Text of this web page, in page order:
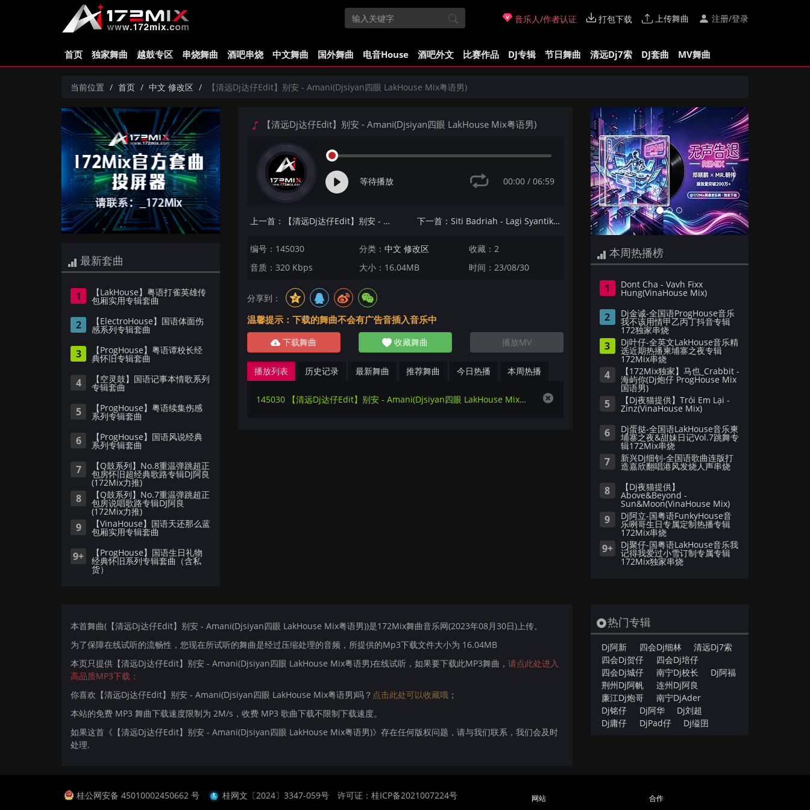
音乐人/作者认证 打包下载 上传舞曲 注册/登录
首页 独家舞曲 越鼓专区 串烧舞曲 酒吧串烧 中文舞曲 国外舞曲 电音House 酒吧外文 比赛作品 DJ专辑 节日舞曲 清远Dj7索 DJ套曲 MV舞曲
当前位置 首页 中文 修改区 【清远Dj达仔Edit】别安 - Amani(Djsiyan四眼 LakHouse Mix粤语男)
最新套曲
1 【LakHouse】粤语打雀英雄传
包厢实用专辑套曲
2 【ElectroHouse】国语体面伤
感系列专辑套曲
3 【ProgHouse】粤语谭校长经
典怀旧专辑套曲
4 【空灵鼓】国语记事本情歌系列
专辑套曲
5 【ProgHouse】粤语续集伤感
系列专辑套曲
6 【ProgHouse】国语风说经典
系列专辑套曲
7 【Q鼓系列】No.8重温弹跳超正
包房怀旧超经典歌路专辑DJ阿良
(172Mix力推)
8 【Q鼓系列】No.7重温弹跳超正
包房说唱歌路专辑DJ阿良
(172Mix力推)
9 【VinaHouse】国语天还那么蓝
包厢实用专辑套曲
9+ 【ProgHouse】国语生日礼物
经典怀旧系列专辑套曲（含私
货）
【清远Dj达仔Edit】别安 - Amani(Djsiyan四眼 LakHouse Mix粤语男)
等待播放 00:00 / 06:59
上一首：【清远Dj达仔Edit】别安 - 真的爱你(Djsiyan四眼 LakHouse Mix粤语男) 下一首：Siti Badriah - Lagi Syantik(DjAzGe Electro Mix)细狗专属
编号：145030 分类：中文 修改区
收藏：2
音质：320 Kbps
大小：16.04MB 时间：23/08/30
分享到：
温馨提示：下载的舞曲不会有广告音插入音乐中
下载舞曲 收藏舞曲 播放MV
播放列表 历史记录 最新舞曲 推荐舞曲 今日热播 本周热播
145030 【清远Dj达仔Edit】别安 - Amani(Djsiyan四眼 LakHouse Mix粤语男)
Previous Next
本周热播榜
1 Dont Cha - Vavh Fixx
Hung(VinaHouse Mix)
2 Dj金诚-全国语ProgHouse音乐
我不该用情甲乙丙丁抖音专辑
172独家串烧
3 Dj叶仔-全英文LakHouse音乐精
选近期热播柬埔寨之夜专辑
172Mix串烧
4 【172Mix独家】马也_Crabbit -
海屿你(Dj炮仔 ProgHouse Mix
国语男)
5 【Dj夜猫提供】Trói Em Lại -
Zinz(VinaHouse Mix)
6 Dj蛋挞-全国语LakHouse音乐柬
埔寨之夜&甜妹日记Vol.7跳舞专
辑172Mix串烧
7 新兴Dj细钊-全国语歌曲连版打
造嘉欣翻唱港风发烧人声串烧
8 【Dj夜猫提供】
Above&Beyond -
Sun&Moon(VinaHouse Mix)
9 Dj阿立-国粤语FunkyHouse音
乐咧哥生日专属定制热播专辑
172Mix串烧
9+ Dj聚仔-国粤语LakHouse音乐我
记得我爱过小雪订制专属专辑
172Mix独家串烧
本首舞曲(【清远Dj达仔Edit】别安 - Amani(Djsiyan四眼 LakHouse Mix粤语男))是172Mix舞曲音乐网(2023年08月30日)上传。
为了保障在线试听的流畅性，您现在所试听的舞曲是经过压缩处理的音频，所提供的Mp3下载文件大小为 16.04MB
本页只提供【清远Dj达仔Edit】别安 - Amani(Djsiyan四眼 LakHouse Mix粤语男)在线试听，如果要下载此MP3舞曲， 请点此处进入
高品质MP3下载；
你喜欢【清远Dj达仔Edit】别安 - Amani(Djsiyan四眼 LakHouse Mix粤语男)吗？ 点击此处可以收藏哦 ；
本站的免费 MP3 舞曲下载速度限制为 2M/s，收费 MP3 歌曲下载不限制下载速度。
如果这首《【清远Dj达仔Edit】别安 - Amani(Djsiyan四眼 LakHouse Mix粤语男)》存在任何版权问题，请与我们联系，我们会及时
处理.
热门专辑
Dj阿新 四会Dj细林
清远Dj7索
四会Dj贺仔
四会Dj培仔
四会Dj城仔
南宁Dj校长
Dj阿福
荆州Dj阿帆
连州Dj阿良
廉江Dj炮哥
南宁DjAder
Dj铭仔
Dj阿华
Dj刘超
Dj庸仔
DjPad仔 Dj缢囝
桂公网安备 45010002450662 号 桂网文〔2024〕3347-059号
许可证：桂ICP备2021007224号
网站 合作